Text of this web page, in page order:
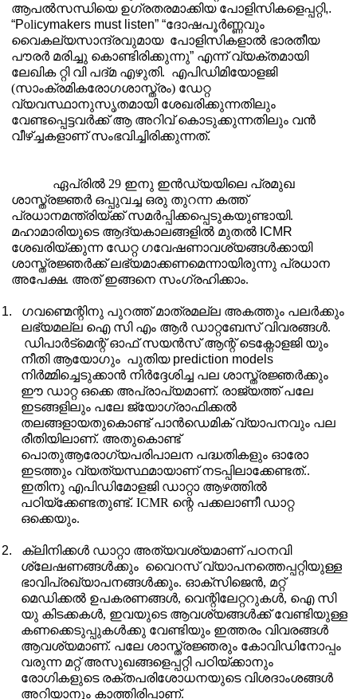
ആപൽസന്ധിയെ ഉഗ്രതരമാക്കിയ പോളിസികളെപ്പറ്റി,.
“Policymakers must listen” “ദോഷപൂർണ്ണവും
വൈകല്യസാന്ദ്രവുമായ പോളിസികളാൽ ഭാരതീയ
പൗരർ മരിച്ചു കൊണ്ടിരിക്കുന്നു” എന്ന് വ്യക്തമായി
ലേഖിക റ്റി വി പദ്മ എഴുതി. എപിഡിമിയോളജി
(സാംക്രമികരോഗശാസ്ത്രം) ഡേറ്റ
വ്യവസ്ഥാനുസൃതമായി ശേഖരിക്കുന്നതിലും
വേണ്ടപ്പെട്ടവർക്ക് ആ അറിവ് കൊടുക്കുന്നതിലും വൻ
വീഴ്ച്ചകളാണ് സംഭവിച്ചിരിക്കുന്നത്.
ഏപ്രിൽ 29 ഇനു ഇൻഡ്യയിലെ പ്രമുഖ
ശാസ്ത്രജ്ഞർ ഒപ്പുവച്ച ഒരു തുറന്ന കത്ത്
പ്രധാനമന്ത്രിയ്ക്ക് സമർപ്പിക്കപ്പെടുകയുണ്ടായി.
മഹാമാരിയുടെ ആദ്യകാലങ്ങളിൽ മുതൽ ICMR
ശേഖരിയ്ക്കുന്ന ഡേറ്റ ഗവേഷണാവശ്യങ്ങൾക്കായി
ശാസ്ത്രജ്ഞർക്ക് ലഭ്യമാക്കണമെന്നായിരുന്നു പ്രധാന
അപേക്ഷ. അത് ഇങ്ങനെ സംഗ്രഹിക്കാം.
1.
ഗവണ്മെന്റിനു പുറത്ത് മാത്രമല്ല അകത്തും പലർക്കും
ലഭ്യമല്ല ഐ സി എം ആർ ഡാറ്റബേസ് വിവരങ്ങൾ.
ഡിപാർട്മെന്റ് ഓഫ് സയൻസ് ആന്റ് ടെക്നോളജി യും
നീതി ആയോഗും പുതിയ prediction models
നിർമ്മിച്ചെടുക്കാൻ നിർദ്ദേശിച്ച പല ശാസ്ത്രജ്ഞർക്കും
ഈ ഡാറ്റ ഒക്കെ അപ്രാപ്യമാണ്. രാജ്യത്ത് പലേ
ഇടങ്ങളിലും പലേ ജ്യോഗ്രാഫിക്കൽ
തലങ്ങളായതുകൊണ്ട് പാൻഡെമിക് വ്യാപനവും പല
രീതിയിലാണ്. അതുകൊണ്ട്
പൊതുആരോഗ്യപരിപാലന പദ്ധതികളും ഓരോ
ഇടത്തും വ്യത്യസ്ഥമായാണ് നടപ്പിലാക്കേണ്ടത്..
ഇതിനു എപിഡിമോളജി ഡാറ്റാ ആഴത്തിൽ
പഠിയ്ക്കേണ്ടതുണ്ട്. ICMR ന്റെ പക്കലാണീ ഡാറ്റ
ഒക്കെയും.
2.
ക്ലിനിക്കൾ ഡാറ്റാ അത്യവശ്യമാണ് പഠനവി
ശ്ലേഷണങ്ങൾക്കും വൈറസ് വ്യാപനത്തെപ്പറ്റിയുള്ള
ഭാവിപ്രഖ്യാപനങ്ങൾക്കും. ഓക്സിജെൻ, മറ്റ്
മെഡിക്കൽ ഉപകരണങ്ങൾ, വെന്റിലേറ്ററുകൾ, ഐ സി
യു കിടക്കകൾ, ഇവയുടെ ആവശ്യങ്ങൾക്ക് വേണ്ടിയുള്ള
കണക്കെടുപ്പുകൾക്കു വേണ്ടിയും ഇത്തരം വിവരങ്ങൾ
ആവശ്യമാണ്. പലേ ശാസ്ത്രജ്ഞരും കോവിഡിനോപ്പം
വരുന്ന മറ്റ് അസുഖങ്ങളെപ്പറ്റി പഠിയ്ക്കാനും
രോഗികളുടെ രക്തപരിശോധനയുടെ വിശദാംശങ്ങൾ
അറിയാനും കാത്തിരിപ്പാണ്.